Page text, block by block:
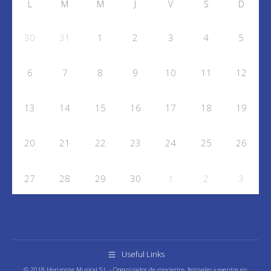
L M M J V S D
30 31 1 2 3 4 5
6 7 8 9 10 11 12
13 14 15 16 17 18 19
20 21 22 23 24 25 26
27 28 29 30 1 2 3
Useful Links